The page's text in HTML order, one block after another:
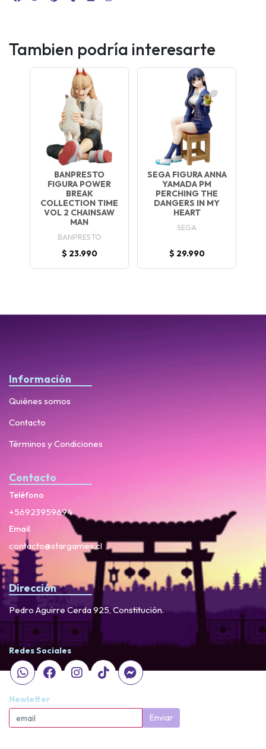
Tambien podría interesarte
BANPRESTO
FIGURA POWER
BREAK
COLLECTION TIME
VOL 2 CHAINSAW
MAN
BANPRESTO
$ 23.990
SEGA FIGURA ANNA
YAMADA PM
PERCHING THE
DANGERS IN MY
HEART
SEGA
$ 29.990
Información
Quiénes somos
Contacto
Términos y Condiciones
Contacto
Teléfono
+56923959694
Email
contacto@stargames.cl
Dirección
Pedro Aguirre Cerda 925, Constitución.
Redes Sociales
Newletter
Enviar